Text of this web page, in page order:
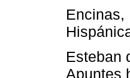
Encinas,
Esteban
Apuntes